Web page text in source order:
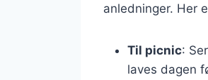
anledninger. Her
Til picnic:
laves dagen